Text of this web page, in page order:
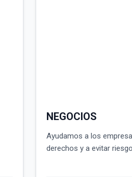
NEGOCIOS
Ayudamos a los
derechos y a evitar